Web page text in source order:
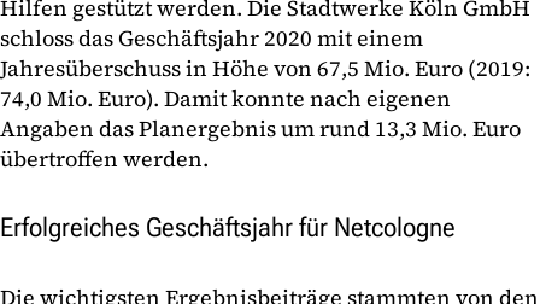
Hilfen gestützt werden. Die Stadtwerke Köln GmbH
schloss das Geschäftsjahr 2020 mit einem
Jahresüberschuss in Höhe von 67,5 Mio. Euro (2019:
74,0 Mio. Euro). Damit konnte nach eigenen
Angaben das Planergebnis um rund 13,3 Mio. Euro
übertroffen werden.
Erfolgreiches Geschäftsjahr für Netcologne
Die wichtigsten Ergebnisbeiträge stammten von den